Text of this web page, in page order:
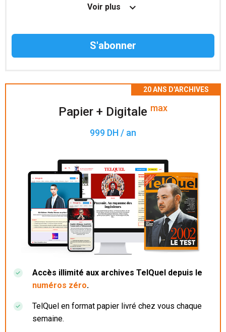
Le magazine TelQuel en numérique avant la sortie
Voir plus
Papier + Digitale max
999 DH / an
Accès illimité aux archives TelQuel depuis le
numéros zéro.
TelQuel en format papier livré chez vous chaque
semaine.